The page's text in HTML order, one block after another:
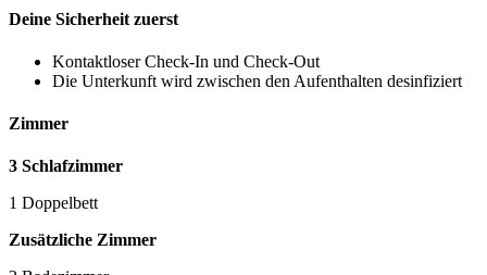
Deine Sicherheit zuerst
Kontaktloser Check-In und Check-Out
Die Unterkunft wird zwischen den Aufenthalten desinfiziert
Zimmer
3 Schlafzimmer
1 Doppelbett
Zusätzliche Zimmer